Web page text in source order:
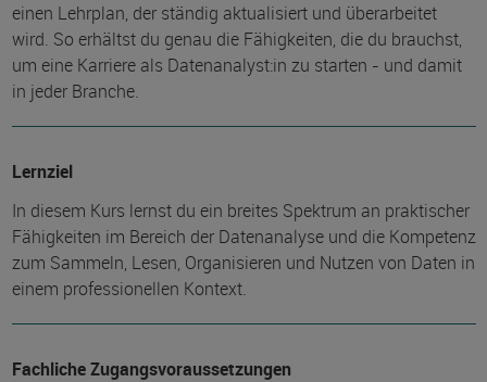
einen Lehrplan, der ständig aktualisiert und überarbeitet
wird. So erhältst du genau die Fähigkeiten, die du brauchst,
um eine Karriere als Datenanalyst:in zu starten - und damit
in jeder Branche.
Lernziel
In diesem Kurs lernst du ein breites Spektrum an praktischer
Fähigkeiten im Bereich der Datenanalyse und die Kompetenz
zum Sammeln, Lesen, Organisieren und Nutzen von Daten in
einem professionellen Kontext.
Fachliche Zugangsvoraussetzungen